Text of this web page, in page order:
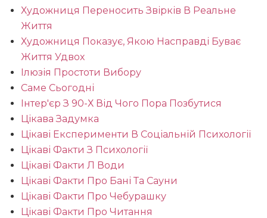
Художниця Переносить Звірків В Реальне
Життя
Художниця Показує, Якою Насправді Буває
Життя Удвох
Ілюзія Простоти Вибору
Саме Сьогодні
Інтер'єр З 90-Х Від Чого Пора Позбутися
Цікава Задумка
Цікаві Експерименти В Соціальній Психології
Цікаві Факти З Психології
Цікаві Факти Л Води
Цікаві Факти Про Бані Та Сауни
Цікаві Факти Про Чебурашку
Цікаві Факти Про Читання